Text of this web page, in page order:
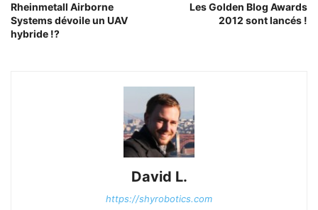
Rheinmetall Airborne
Systems dévoile un UAV
hybride !?
Les Golden Blog Awards
2012 sont lancés !
David L.
https://shyrobotics.com